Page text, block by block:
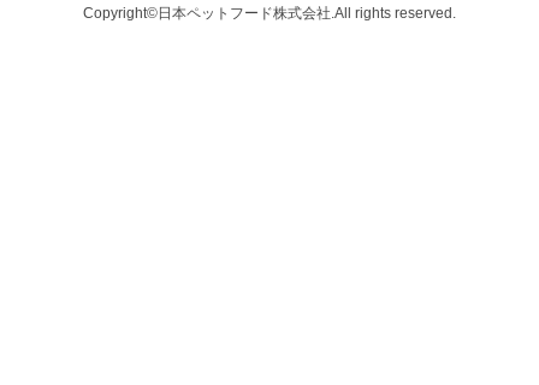
Copyright©日本ペットフード株式会社.All rights reserved.